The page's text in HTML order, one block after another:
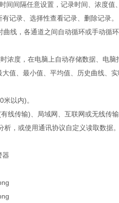
间间隔任意设置，记录时间、浓度值
记录、选择性查看记录、删除记录。
线，各通道之间自动循环或手动循
浓度，在电脑上自动存储数据、电脑
值、最小值、平均值、历史曲线、
以内)。
线传输)、局域网、互联网或无线传
，或使用通讯协议自定义读取数据。